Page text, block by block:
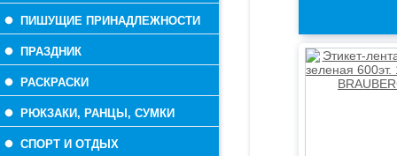
ПИШУЩИЕ ПРИНАДЛЕЖНОСТИ
ПРАЗДНИК
РАСКРАСКИ
РЮКЗАКИ, РАНЦЫ, СУМКИ
СПОРТ И ОТДЫХ